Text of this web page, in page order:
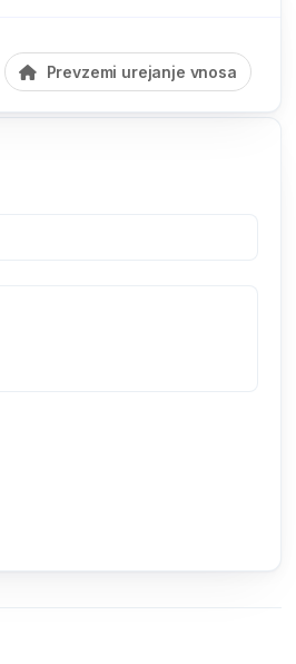
Prevzemi urejanje vnosa